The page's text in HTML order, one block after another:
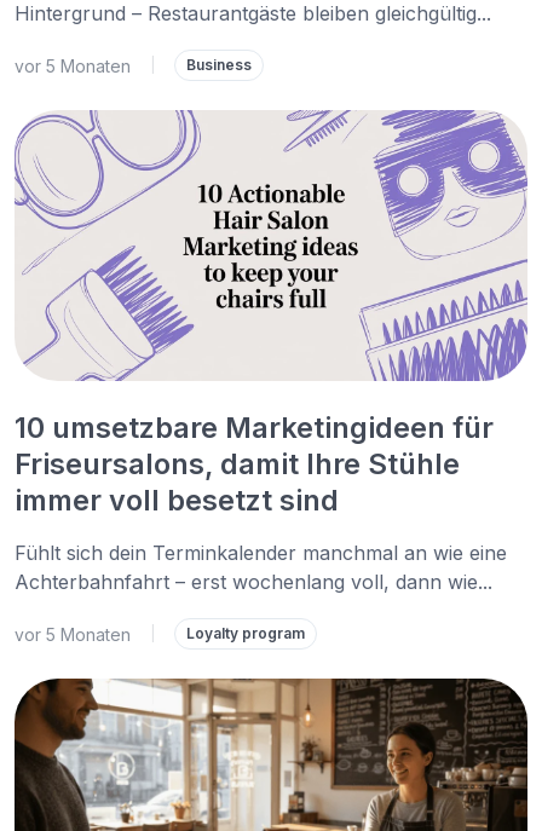
Hintergrund – Restaurantgäste bleiben gleichgültig...
vor 5 Monaten Business
10 umsetzbare Marketingideen für
Friseursalons, damit Ihre Stühle
immer voll besetzt sind
Fühlt sich dein Terminkalender manchmal an wie eine
Achterbahnfahrt – erst wochenlang voll, dann wie...
vor 5 Monaten Loyalty program